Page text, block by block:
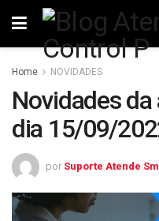
Home NOVIDADES
Novidades
dia 15/09/
por Suporte Atende